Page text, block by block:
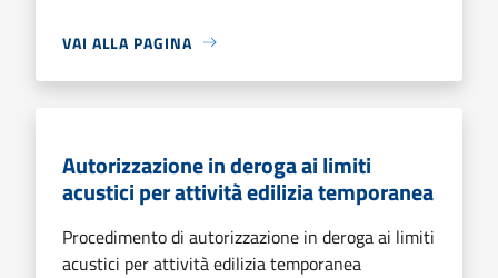
VAI ALLA PAGINA
Autorizzazione in deroga ai limiti
acustici per attività edilizia temporanea
Procedimento di autorizzazione in deroga ai limiti
acustici per attività edilizia temporanea